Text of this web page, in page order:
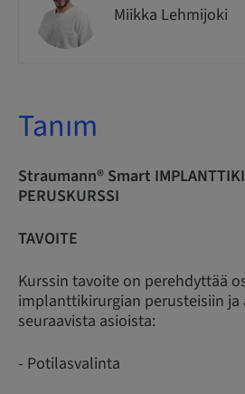
Miikka Lehmijoki
Tanım
Straumann® Smart
PERUSKURSSI
TAVOITE
Kurssin tavoite on perehdyttää
implanttikirurgian perusteisiin
seuraavista asioista:
- Potilasvalinta